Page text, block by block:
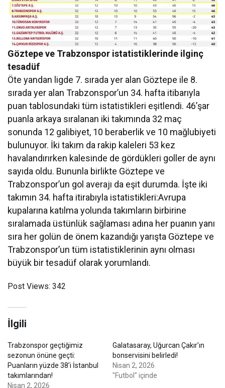
Göztepe ve Trabzonspor istatistiklerinde ilginç
tesadüf
Öte yandan ligde 7. sırada yer alan Göztepe ile 8.
sırada yer alan Trabzonspor’un 34. hafta itibarıyla
puan tablosundaki tüm istatistikleri eşitlendi. 46’şar
puanla arkaya sıralanan iki takımında 32 maç
sonunda 12 galibiyet, 10 beraberlik ve 10 mağlubiyeti
bulunuyor. İki takım da rakip kaleleri 53 kez
havalandırırken kalesinde de gördükleri goller de aynı
sayıda oldu. Bununla birlikte Göztepe ve
Trabzonspor’un gol averajı da eşit durumda. İşte iki
takımın 34. hafta itirabıyla istatistikleri:Avrupa
kupalarına katılma yolunda takımların birbirine
sıralamada üstünlük sağlaması adına her puanın yanı
sıra her golün de önem kazandığı yarışta Göztepe ve
Trabzonspor’un tüm istatistiklerinin aynı olması
büyük bir tesadüf olarak yorumlandı.
Post Views: 342
İlgili
Trabzonspor geçtiğimiz
sezonun önüne geçti:
Puanların yüzde 38’i İstanbul
takımlarından!
Nisan 2, 2026
Galatasaray, Uğurcan Çakır’ın
bonservisini belirledi!
Nisan 2, 2026
"Futbol" içinde